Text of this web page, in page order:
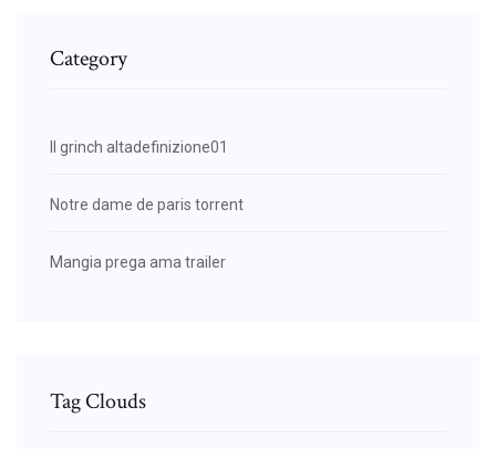
Category
Il grinch altadefinizione01
Notre dame de paris torrent
Mangia prega ama trailer
Tag Clouds